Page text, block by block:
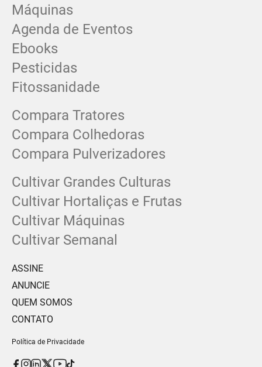
Máquinas
Agenda de Eventos
Ebooks
Pesticidas
Fitossanidade
Compara Tratores
Compara Colhedoras
Compara Pulverizadores
Cultivar Grandes Culturas
Cultivar Hortaliças e Frutas
Cultivar Máquinas
Cultivar Semanal
ASSINE
ANUNCIE
QUEM SOMOS
CONTATO
Política de Privacidade